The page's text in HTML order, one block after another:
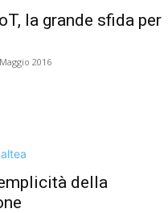
la grande sfida per
2016
della